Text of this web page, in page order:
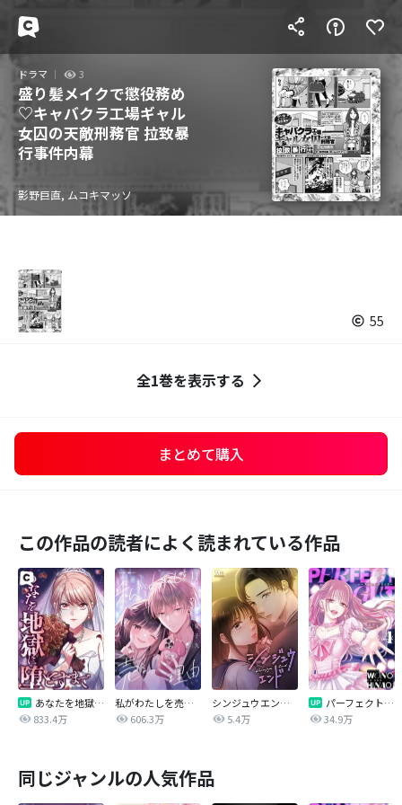
ドラマ 3
盛り髪メイクで懲役務め
♡キャバクラ工場ギャル
女囚の天敵刑務官 拉致暴
行事件内幕
影野巨直, ムコキマッソ
55
全1巻を表示する
まとめて購入
この作品の読者によく読まれている作品
あなたを地獄に堕とすまで
833.4万
私がわたしを売る理由
606.3万
シンジュウエンド【タテヨミ】
5.4万
パーフェクトグリッター
34.9万
同じジャンルの人気作品